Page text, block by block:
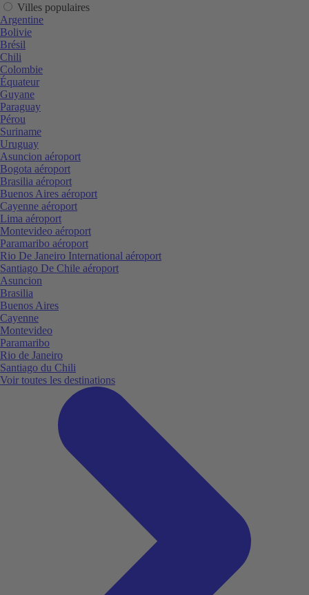
Villes populaires
Argentine
Bolivie
Brésil
Chili
Colombie
Équateur
Guyane
Paraguay
Pérou
Suriname
Uruguay
Asuncion aéroport
Bogota aéroport
Brasilia aéroport
Buenos Aires aéroport
Cayenne aéroport
Lima aéroport
Montevideo aéroport
Paramaribo aéroport
Rio De Janeiro International aéroport
Santiago De Chile aéroport
Asuncion
Brasilia
Buenos Aires
Cayenne
Montevideo
Paramaribo
Rio de Janeiro
Santiago du Chili
Voir toutes les destinations